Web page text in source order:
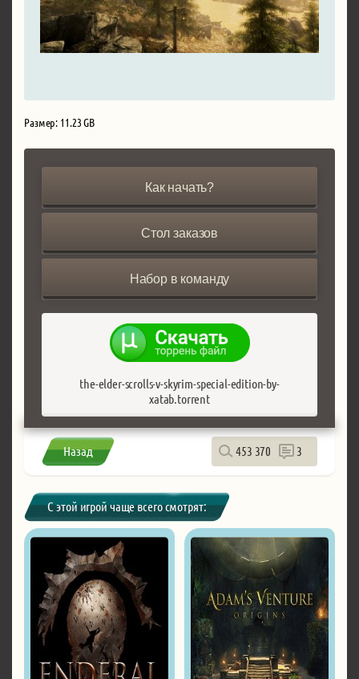
Размер: 11.23 GB
Как начать?
Стол заказов
Набор в команду
the-elder-scrolls-v-skyrim-special-edition-by-
xatab.torrent
Назад 453 370 3
С этой игрой чаще всего смотрят: